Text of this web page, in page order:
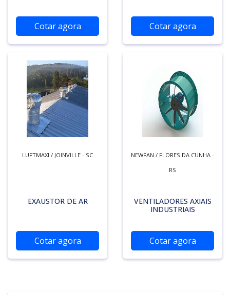
Cotar agora Cotar agora
LUFTMAXI / JOINVILLE - SC
EXAUSTOR DE AR
Cotar agora
NEWFAN / FLORES DA CUNHA -
RS
VENTILADORES AXIAIS
INDUSTRIAIS
Cotar agora